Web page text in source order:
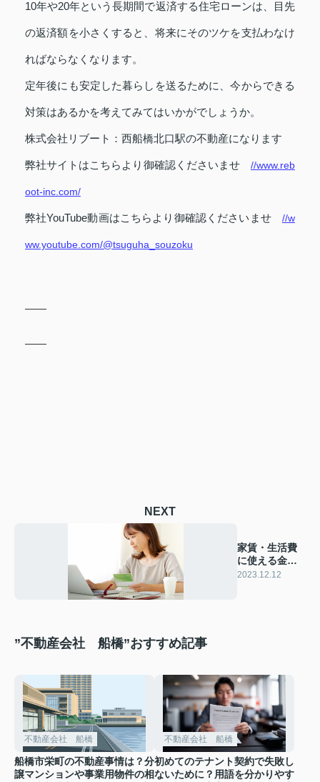
10年や20年という長期間で返済する住宅ローンは、目先
の返済額を小さくすると、将来にそのツケを支払わなけ
ればならなくなります。
定年後にも安定した暮らしを送るために、今からできる
対策はあるかを考えてみてはいかがでしょうか。
株式会社リブート：西船橋北口駅の不動産になります
弊社サイトはこちらより御確認くださいませ //www.reb
oot-inc.com/
弊社YouTube動画はこちらより御確認くださいませ //w
ww.youtube.com/@tsuguha_souzoku
NEXT
家賃・生活費
に使える金額
は？
2023.12.12
”不動産会社 船橋”おすすめ記事
不動産会社 船橋
船橋市栄町の不動産事情は？分
譲マンションや事業用物件の相
不動産会社 船橋
初めてのテナント契約で失敗し
ないために？用語を分かりやす